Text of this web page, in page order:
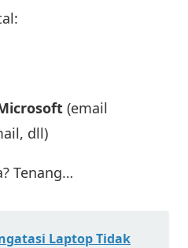
(email
dll)
Tenang…
Laptop Tidak